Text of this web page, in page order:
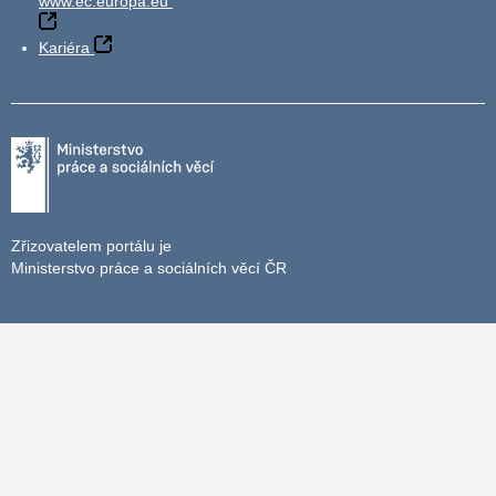
Kariéra
Zřizovatelem portálu je
Ministerstvo práce a sociálních věcí ČR